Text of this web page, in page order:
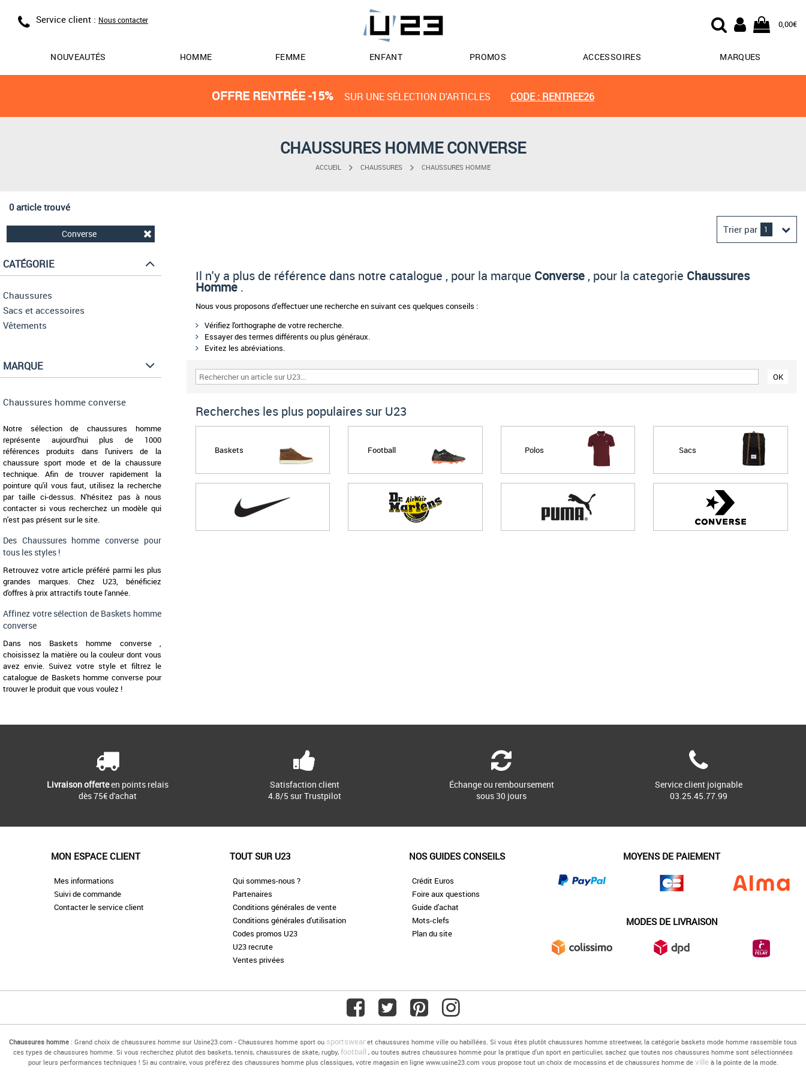
Service client : Nous contacter 0,00€
NOUVEAUTÉS HOMME FEMME ENFANT PROMOS ACCESSOIRES MARQUES
OFFRE RENTRÉE -15% SUR UNE SÉLECTION D'ARTICLES CODE : RENTREE26
CHAUSSURES HOMME CONVERSE
ACCUEIL CHAUSSURES CHAUSSURES HOMME
0 article trouvé
Converse
CATÉGORIE
Chaussures
Sacs et accessoires
Vêtements
MARQUE
Chaussures homme converse
Notre sélection de chaussures homme
représente aujourd'hui plus de 1000
références produits dans l'univers de la
chaussure sport mode et de la chaussure
technique. Afin de trouver rapidement la
pointure qu'il vous faut, utilisez la recherche
par taille ci-dessus. N'hésitez pas à nous
contacter si vous recherchez un modèle qui
n'est pas présent sur le site.
Des Chaussures homme converse pour
tous les styles !
Retrouvez votre article préféré parmi les plus
grandes marques. Chez U23, bénéficiez
d'offres à prix attractifs toute l'année.
Affinez votre sélection de Baskets homme
converse
Dans nos Baskets homme converse ,
choisissez la matière ou la couleur dont vous
avez envie. Suivez votre style et filtrez le
catalogue de Baskets homme converse pour
trouver le produit que vous voulez !
Trier par 1
Prix croissant
Il n'y a plus de référence dans notre catalogue , pour la marque Converse, pour la categorie Chaussures
Homme.
Nous vous proposons d'effectuer une recherche en suivant ces quelques conseils :
Vérifiez l'orthographe de votre recherche.
Essayer des termes différents ou plus généraux.
Evitez les abréviations.
Recherches les plus populaires sur U23
Baskets Football Polos Sacs
Livraison offerteen points relais
dès 75€ d'achat
Satisfaction client
4.8/5 sur Trustpilot
Échange ou remboursement
sous 30 jours
Service client joignable
03.25.45.77.99
MON ESPACE CLIENT
Mes informations
Suivi de commande
Contacter le service client
TOUT SUR U23
Qui sommes-nous ?
Partenaires
Conditions générales de vente
Conditions générales d'utilisation
Codes promos U23
U23 recrute
Ventes privées
NOS GUIDES CONSEILS
Crédit Euros
Foire aux questions
Guide d'achat
Mots-clefs
Plan du site
MOYENS DE PAIEMENT
MODES DE LIVRAISON
Chaussures homme : Grand choix de chaussures homme sur Usine23.com - Chaussures homme sport ou sportswear et chaussures homme ville ou habillées. Si vous êtes plutôt chaussures homme streetwear, la catégorie baskets mode homme rassemble tous
ces types de chaussures homme. Si vous recherchez plutot des baskets, tennis, chaussures de skate, rugby, football , ou toutes autres chaussures homme pour la pratique d'un sport en particulier, sachez que toutes nos chaussures homme sont sélectionnées
pour leurs performances techniques ! Si au contraire, vous préférez des chaussures homme plus classiques, votre magasin en ligne www.usine23.com vous propose tout un choix de mocassins et de chaussures homme de ville à la pointe de la mode.